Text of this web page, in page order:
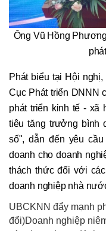
Ông Vũ Hồng
Phát biểu tại Hội
Cục Phát triển DNNN
phát triển kinh tế - xã
tiêu tăng trưởng bình
số", dẫn đến yêu
doanh cho doanh
thách thức đối với
doanh nghiệp nhà
UBCKNN đẩy mạnh
đổi)Doanh nghiệp